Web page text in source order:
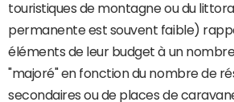
touristiques de montagne ou du
permanente est souvent faible)
éléments de leur budget à un
"majoré" en fonction du nombre de
secondaires ou de places de